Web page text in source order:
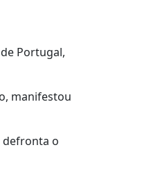
Portugal,
manifestou
defronta o